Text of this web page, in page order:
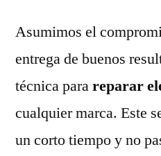
Asumimos el
entrega de buenos
técnica parareparar
cualquier marca. Este
un corto tiempo y no